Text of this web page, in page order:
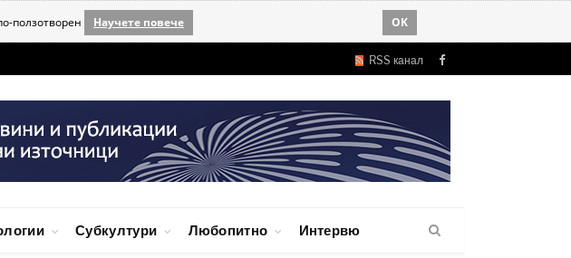
ползотворен Научете повече OK
RSS канал Facebook
Субкултури Любопитно Интервю